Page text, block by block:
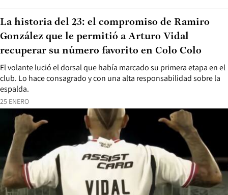
25 ENERO
El volante lució el dorsal que había marcado su primera etapa en el
club. Lo hace consagrado y con una alta responsabilidad sobre la
espalda.
La historia del 23: el compromiso de Ramiro
González que le permitió a Arturo Vidal
recuperar su número favorito en Colo Colo